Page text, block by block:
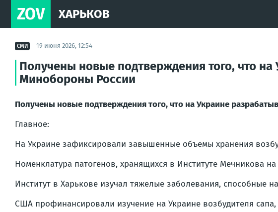
ZOV ХАРЬКОВ
СМИ 19 июня 2026, 12:54
Получены новые подтверждения того, что
Минобороны России
Получены новые подтверждения того, что на Украине
Главное:
На Украине зафиксировали завышенные объемы хранения
Номенклатура патогенов, хранящихся в Институте Мечникова
Институт в Харькове изучал тяжелые заболевания, способные
США профинансировали изучение на Украине возбудителя